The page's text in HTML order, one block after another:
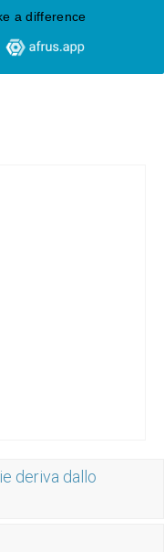
deriva dallo